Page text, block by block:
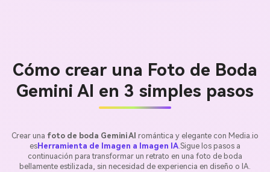
Cómo crear una Foto de Boda
Gemini AI en 3 simples pasos
Crear una foto de boda Gemini AI romántica y elegante con Media.io
esHerramienta de Imagen a Imagen IA.Sigue los pasos a
continuación para transformar un retrato en una foto de boda
bellamente estilizada, sin necesidad de experiencia en diseño o IA.